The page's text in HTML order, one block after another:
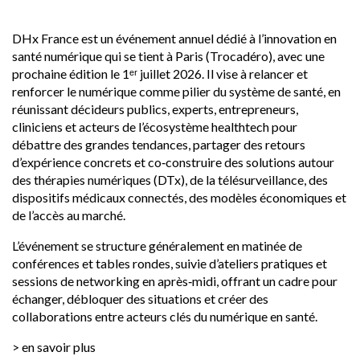
DHx France est un événement annuel dédié à l’innovation en
santé numérique qui se tient à Paris (Trocadéro), avec une
prochaine édition le 1ᵉʳ juillet 2026. Il vise à relancer et
renforcer le numérique comme pilier du système de santé, en
réunissant décideurs publics, experts, entrepreneurs,
cliniciens et acteurs de l’écosystème healthtech pour
débattre des grandes tendances, partager des retours
d’expérience concrets et co‑construire des solutions autour
des thérapies numériques (DTx), de la télésurveillance, des
dispositifs médicaux connectés, des modèles économiques et
de l’accès au marché.
L’événement se structure généralement en matinée de
conférences et tables rondes, suivie d’ateliers pratiques et
sessions de networking en après‑midi, offrant un cadre pour
échanger, débloquer des situations et créer des
collaborations entre acteurs clés du numérique en santé.
> en savoir plus